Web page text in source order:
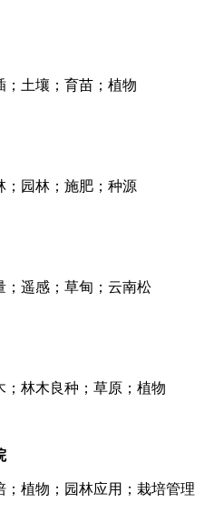
；土壤；育苗；植物
；园林；施肥；种源
；遥感；草甸；云南松
；林木良种；草原；植物
；植物；园林应用；栽培管理